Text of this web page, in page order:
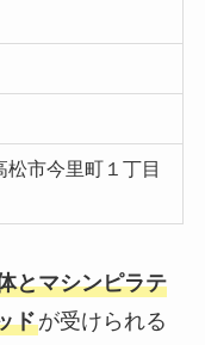
市今里町１丁目
とマシンピラテ
ドが受けられる